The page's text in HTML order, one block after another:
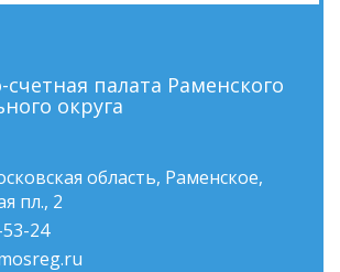
палата Раменского
округа
область, Раменское,
пл., 2
24